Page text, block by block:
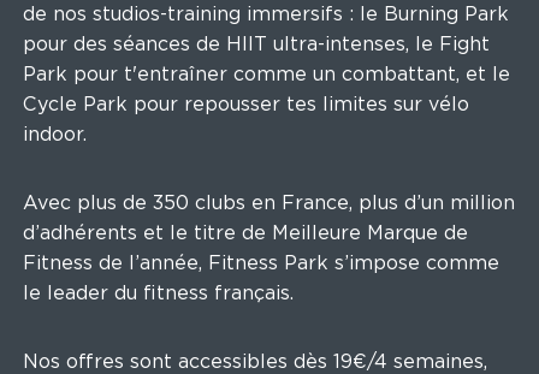
de nos studios-training immersifs : le Burning Park
pour des séances de HIIT ultra-intenses, le Fight
Park pour t'entraîner comme un combattant, et le
Cycle Park pour repousser tes limites sur vélo
indoor.
Avec plus de 350 clubs en France, plus d’un million
d’adhérents et le titre de Meilleure Marque de
Fitness de l’année, Fitness Park s’impose comme
le leader du fitness français.
Nos offres sont accessibles dès 19€/4 semaines,